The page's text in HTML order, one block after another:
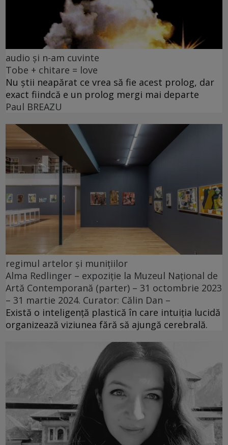
audio și n-am cuvinte
Tobe + chitare = love
Nu știi neapărat ce vrea să fie acest prolog, dar
exact fiindcă e un prolog mergi mai departe
Paul BREAZU
regimul artelor și munițiilor
Alma Redlinger – expoziție la Muzeul Național de
Artă Contemporană (parter) – 31 octombrie 2023
– 31 martie 2024. Curator: Călin Dan –
Există o inteligență plastică în care intuiția lucidă
organizează viziunea fără să ajungă cerebrală.